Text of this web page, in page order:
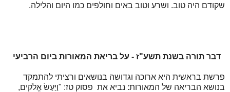
שקודם היה טוב. ושרע וטוב באים וחולפים כמו היום והלילה.
דבר תורה בשנת תשע"ז - על בריאת המאורות ביום הרביעי
פרשת בראשית היא ארוכה וגדושה בנושאים ורציתי להתמקד
בנושא הבריאה של המאורות: נביא את פסוק טז: "וַיַּעַשׂ אֱלֹקים,